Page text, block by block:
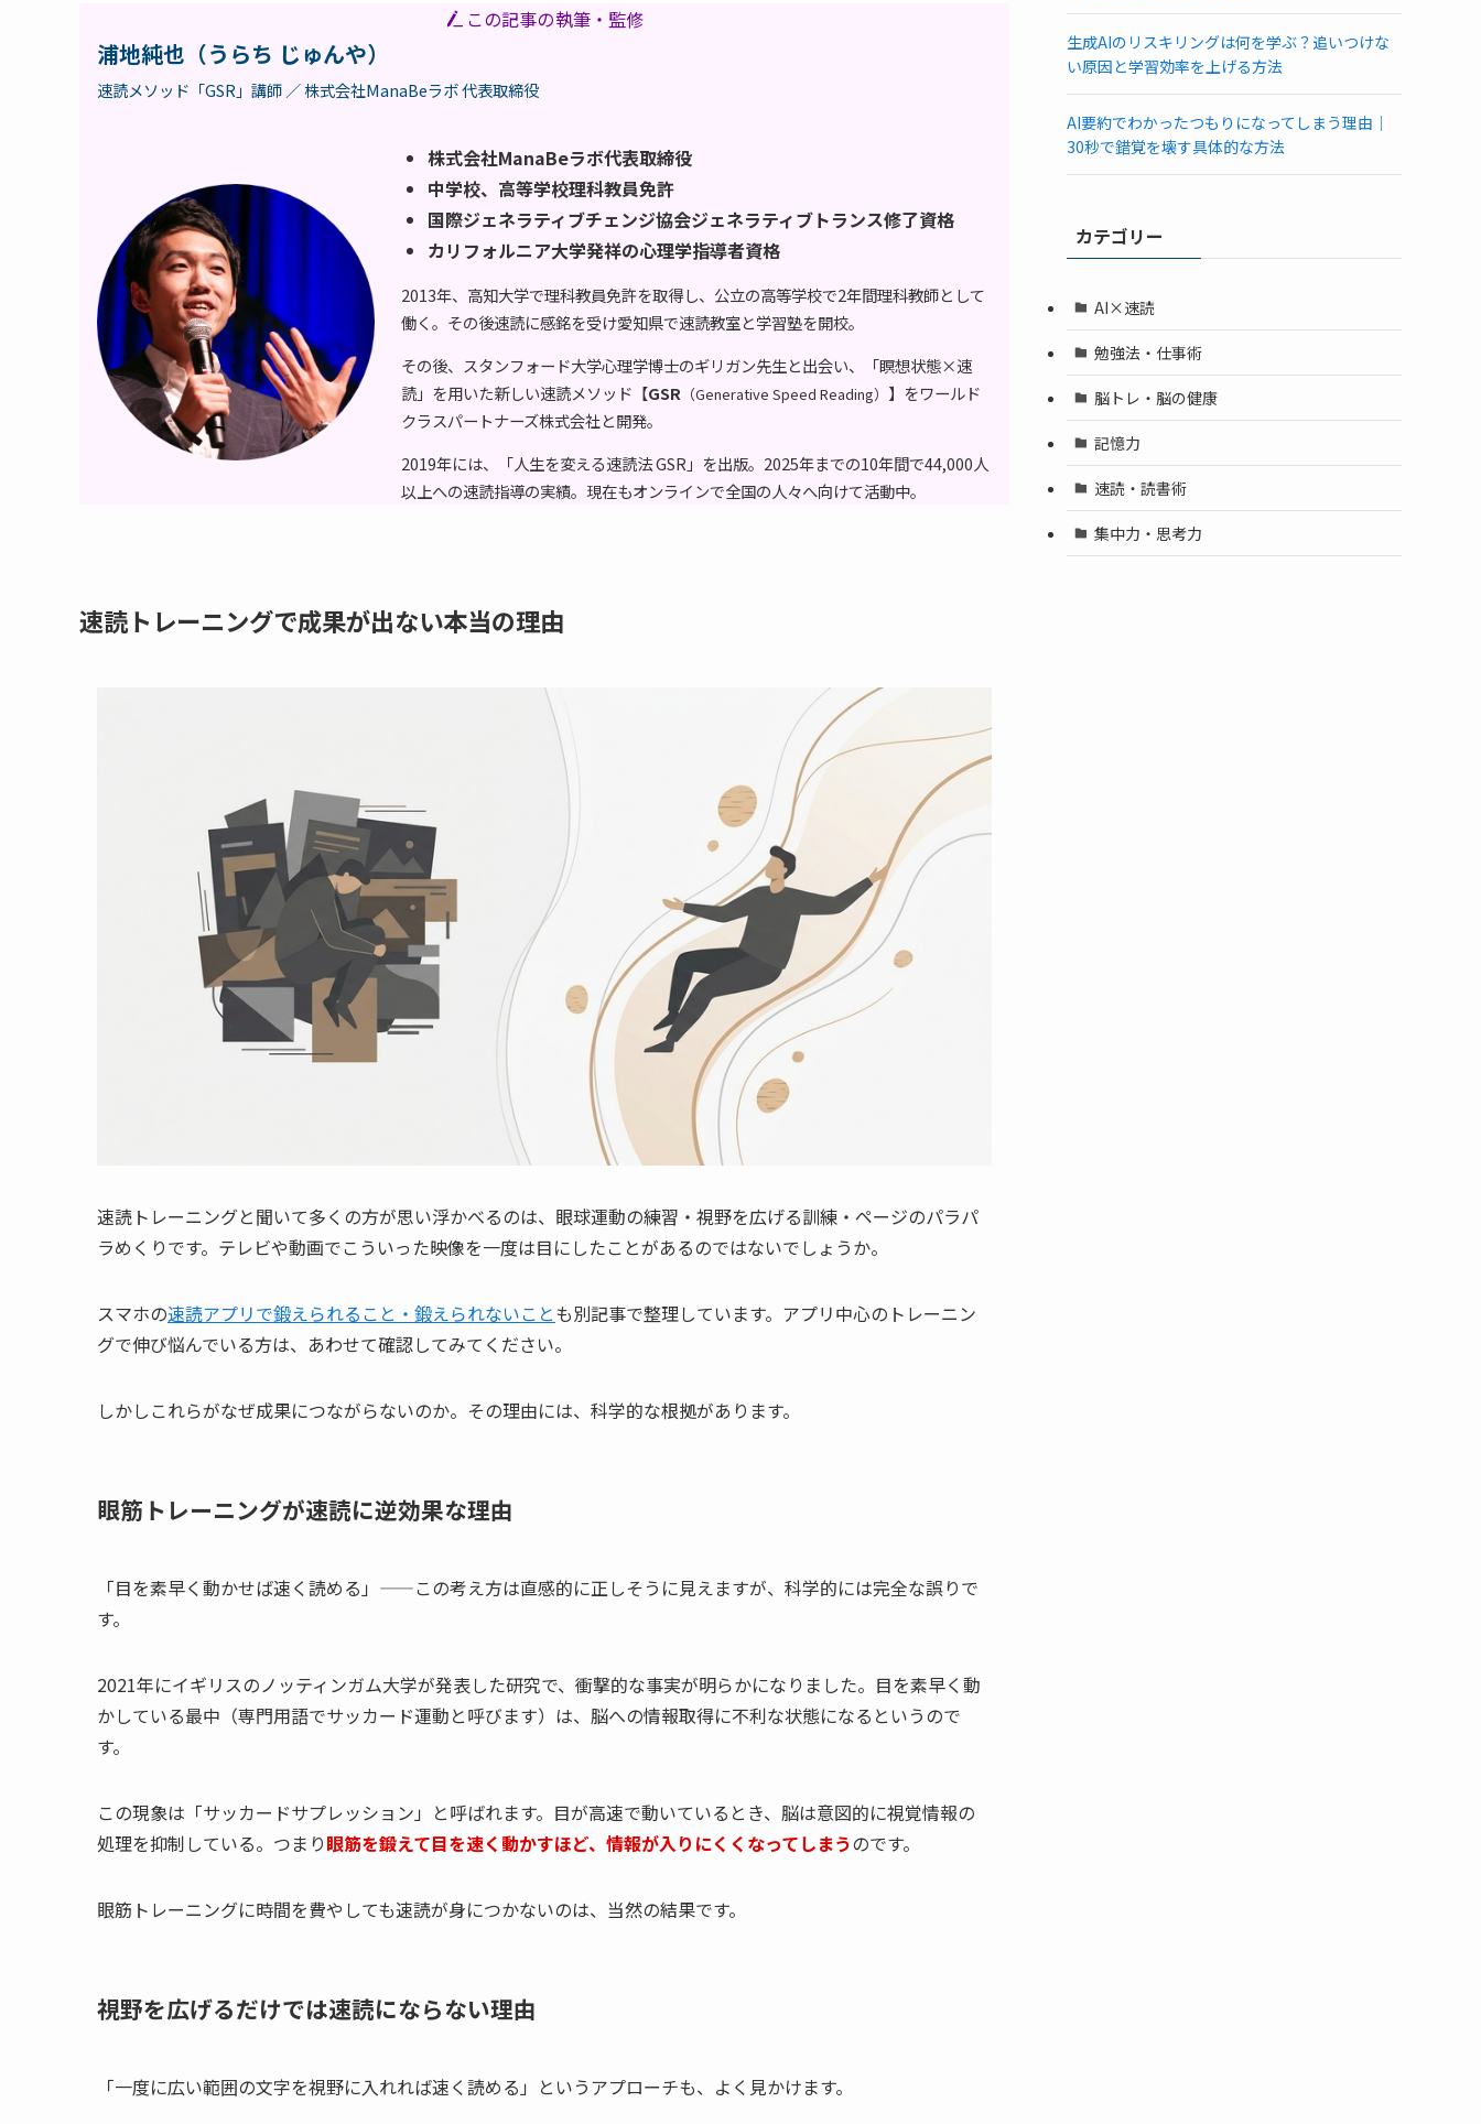
この記事の執筆・監修
浦地純也（うらち じゅんや）
速読メソッド「GSR」講師 ／ 株式会社ManaBeラボ 代表取締役
株式会社ManaBeラボ代表取締役
中学校、高等学校理科教員免許
国際ジェネラティブチェンジ協会ジェネラティブトランス修了資格
カリフォルニア大学発祥の心理学指導者資格
2013年、高知大学で理科教員免許を取得し、公立の高等学校で2年間理科教師として
働く。その後速読に感銘を受け愛知県で速読教室と学習塾を開校。
その後、スタンフォード大学心理学博士のギリガン先生と出会い、「瞑想状態×速
読」を用いた新しい速読メソッド【GSR（Generative Speed Reading） 】をワールド
クラスパートナーズ株式会社と開発。
2019年には、「人生を変える速読法 GSR」を出版。2025年までの10年間で44,000人
以上への速読指導の実績。現在もオンラインで全国の人々へ向けて活動中。
速読トレーニングで成果が出ない本当の理由
速読トレーニングと聞いて多くの方が思い浮かべるのは、眼球運動の練習・視野を広げる訓練・ページのパラパ
ラめくりです。テレビや動画でこういった映像を一度は目にしたことがあるのではないでしょうか。
スマホの速読アプリで鍛えられること・鍛えられないことも別記事で整理しています。アプリ中心のトレーニン
グで伸び悩んでいる方は、あわせて確認してみてください。
しかしこれらがなぜ成果につながらないのか。その理由には、科学的な根拠があります。
眼筋トレーニングが速読に逆効果な理由
「目を素早く動かせば速く読める」——この考え方は直感的に正しそうに見えますが、科学的には完全な誤りで
す。
2021年にイギリスのノッティンガム大学が発表した研究で、衝撃的な事実が明らかになりました。目を素早く動
かしている最中（専門用語でサッカード運動と呼びます）は、脳への情報取得に不利な状態になるというので
す。
この現象は「サッカードサプレッション」と呼ばれます。目が高速で動いているとき、脳は意図的に視覚情報の
処理を抑制している。つまり眼筋を鍛えて目を速く動かすほど、情報が入りにくくなってしまうのです。
眼筋トレーニングに時間を費やしても速読が身につかないのは、当然の結果です。
視野を広げるだけでは速読にならない理由
「一度に広い範囲の文字を視野に入れれば速く読める」というアプローチも、よく見かけます。
生成AIのリスキリングは何を学ぶ？追いつけな
い原因と学習効率を上げる方法
AI要約でわかったつもりになってしまう理由｜
30秒で錯覚を壊す具体的な方法
カテゴリー
AI×速読
勉強法・仕事術
脳トレ・脳の健康
記憶力
速読・読書術
集中力・思考力